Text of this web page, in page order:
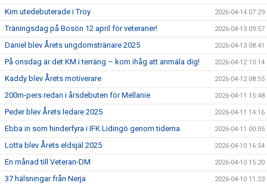
Kim utedebuterade i Troy 2026-04-14 07:29
Träningsdag på Bosön 12 april för veteraner! 2026-04-13 09:57
Daniel blev Årets ungdomstränare 2025 2026-04-13 08:41
På onsdag är det KM i terräng – kom ihåg att anmäla dig! 2026-04-12 10:14
Kaddy blev Årets motiverare 2026-04-12 08:55
200m-pers redan i årsdebuten för Mellanie 2026-04-11 15:48
Peder blev Årets ledare 2025 2026-04-11 14:16
Ebba in som hinderfyra i IFK Lidingö genom tiderna 2026-04-11 00:05
Lotta blev Årets eldsjäl 2025 2026-04-10 16:54
En månad till Veteran-DM 2026-04-10 15:20
37 hälsningar från Nerja 2026-04-10 11:23